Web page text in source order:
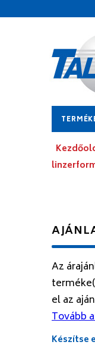
Az
el az
Tovább
Készítse